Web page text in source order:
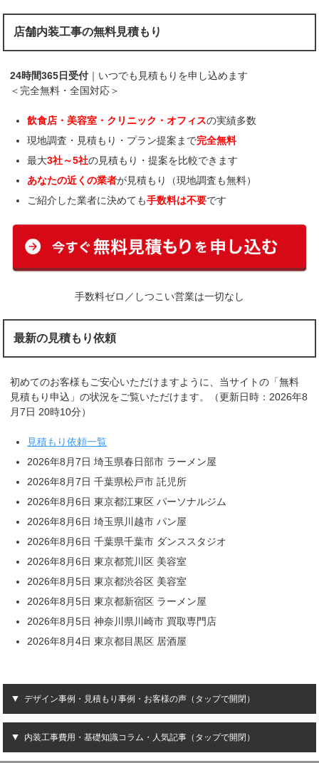
店舗内装工事の無料見積もり
24時間365日受付 ｜いつでも見積もりを申し込めます
＜完全無料・全国対応＞
飲食店・美容室・クリニック・オフィスの実績多数
現地調査・見積もり・プラン提案まで完全無料
最大3社～5社の見積もり・提案を比較できます
あなたの近くの業者が見積もり（現地調査も無料）
ご紹介した業者に決めても手数料は不要です
手数料ゼロ／しつこい営業は一切なし
最新の見積もり依頼
初めてのお客様もご安心いただけますように、当サイトの「無料
見積もり申込」の状況をご覧いただけます。（更新日時：2026年8
月7日 20時10分）
見積もり依頼一覧
2026年8月7日 埼玉県春日部市 ラーメン屋
2026年8月7日 千葉県松戸市 託児所
2026年8月6日 東京都江東区 パーソナルジム
2026年8月6日 埼玉県川越市 パン屋
2026年8月6日 千葉県千葉市 ダンススタジオ
2026年8月6日 東京都荒川区 美容室
2026年8月5日 東京都渋谷区 美容室
2026年8月5日 東京都新宿区 ラーメン屋
2026年8月5日 神奈川県川崎市 買取専門店
2026年8月4日 東京都目黒区 居酒屋
デザイン事例・見積もり事例・お客様の声（タップで開閉）
内装工事費用・基礎知識コラム・人気記事（タップで開閉）